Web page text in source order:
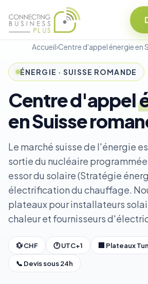
Accueil›Centre d'appel énergie en
ÉNERGIE · SUISSE ROMANDE
Centre d'appel
en Suisse
Le marché suisse de l'énergie
sortie du nucléaire
essor du solaire (Stratégie
électrification du chauffage.
plateaux pour installateurs
chaleur et fournisseurs
💱 CHF 🕐 UTC+1 🏢 Plateaux
📞 Devis sous 24h